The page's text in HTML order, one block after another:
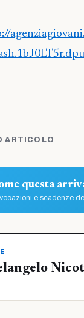
ARTICOLO
questa
e scadenze